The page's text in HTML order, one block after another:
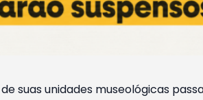
suas unidades museológicas